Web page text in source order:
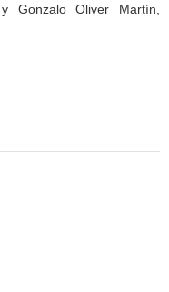
Gonzalo Oliver Martín,